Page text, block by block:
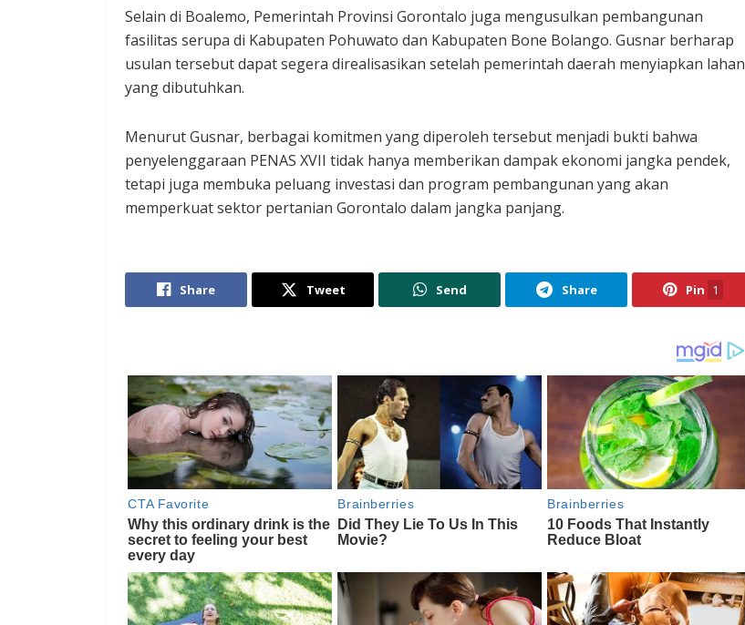
Selain di Boalemo, Pemerintah Provinsi Gorontalo juga mengusulkan pembangunan
fasilitas serupa di Kabupaten Pohuwato dan Kabupaten Bone Bolango. Gusnar berharap
usulan tersebut dapat segera direalisasikan setelah pemerintah daerah menyiapkan lahan
yang dibutuhkan.
Menurut Gusnar, berbagai komitmen yang diperoleh tersebut menjadi bukti bahwa
penyelenggaraan PENAS XVII tidak hanya memberikan dampak ekonomi jangka pendek,
tetapi juga membuka peluang investasi dan program pembangunan yang akan
memperkuat sektor pertanian Gorontalo dalam jangka panjang.
Share Tweet Send Share Pin 1